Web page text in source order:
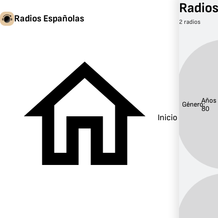
Radios Españolas
Inicio
2 radios
Género:Años
80